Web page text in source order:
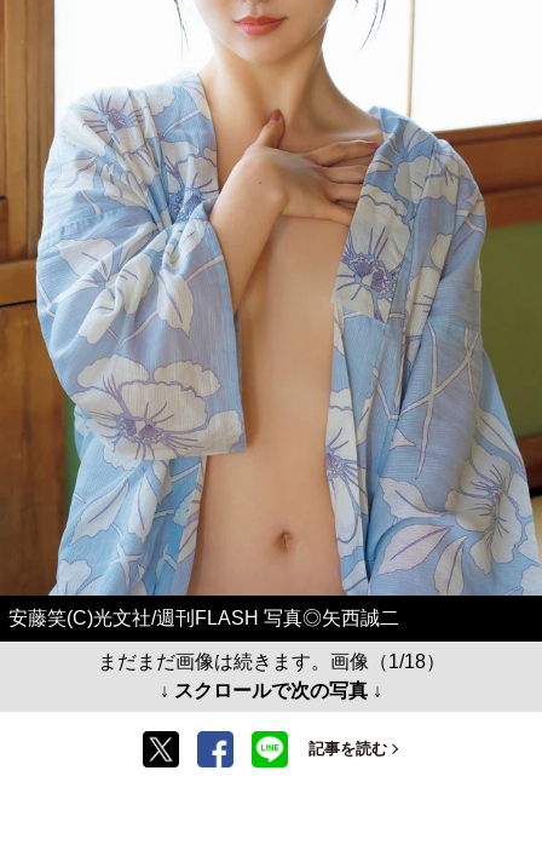
安藤笑(C)光文社/週刊FLASH 写真◎矢西誠二
まだまだ画像は続きます。画像（1/18）
↓ スクロールで次の写真 ↓
記事を読む